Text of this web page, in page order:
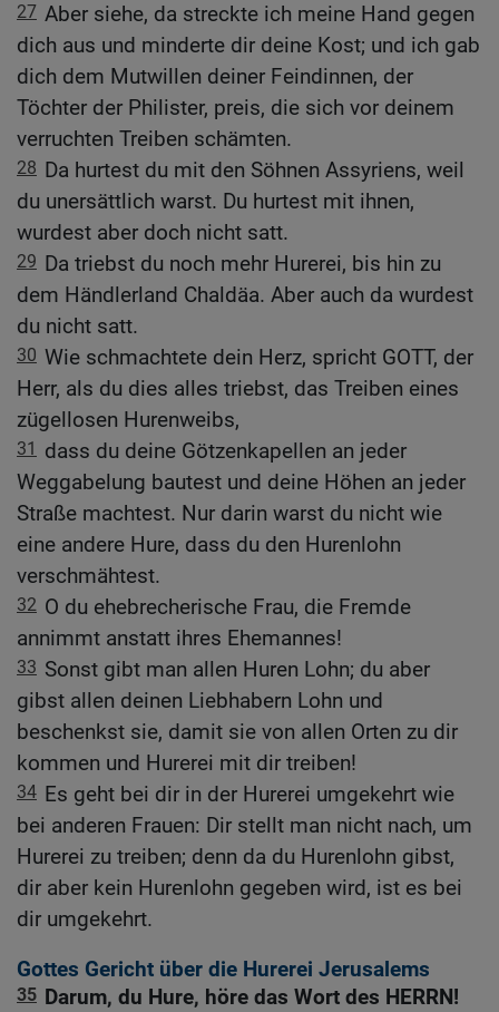
27 Aber siehe, da streckte ich meine Hand gegen
dich aus und minderte dir deine Kost; und ich gab
dich dem Mutwillen deiner Feindinnen, der
Töchter der Philister, preis, die sich vor deinem
verruchten Treiben schämten.
28 Da hurtest du mit den Söhnen Assyriens, weil
du unersättlich warst. Du hurtest mit ihnen,
wurdest aber doch nicht satt.
29 Da triebst du noch mehr Hurerei, bis hin zu
dem Händlerland Chaldäa. Aber auch da wurdest
du nicht satt.
30 Wie schmachtete dein Herz, spricht GOTT, der
Herr, als du dies alles triebst, das Treiben eines
zügellosen Hurenweibs,
31
dass du deine Götzenkapellen an jeder
Weggabelung bautest und deine Höhen an jeder
Straße machtest. Nur darin warst du nicht wie
eine andere Hure, dass du den Hurenlohn
verschmähtest.
32 O du ehebrecherische Frau, die Fremde
annimmt anstatt ihres Ehemannes!
33 Sonst gibt man allen Huren Lohn; du aber
gibst allen deinen Liebhabern Lohn und
beschenkst sie, damit sie von allen Orten zu dir
kommen und Hurerei mit dir treiben!
34 Es geht bei dir in der Hurerei umgekehrt wie
bei anderen Frauen: Dir stellt man nicht nach, um
Hurerei zu treiben; denn da du Hurenlohn gibst,
dir aber kein Hurenlohn gegeben wird, ist es bei
dir umgekehrt.
Gottes Gericht über die Hurerei Jerusalems
35 Darum, du Hure, höre das Wort des HERRN!